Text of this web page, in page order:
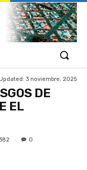
Updated: 3 noviembre, 2025
DE
EL
0